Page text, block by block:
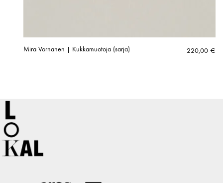
Mira Vornanen | Kukkamuotoja (sarja) 220,00 €